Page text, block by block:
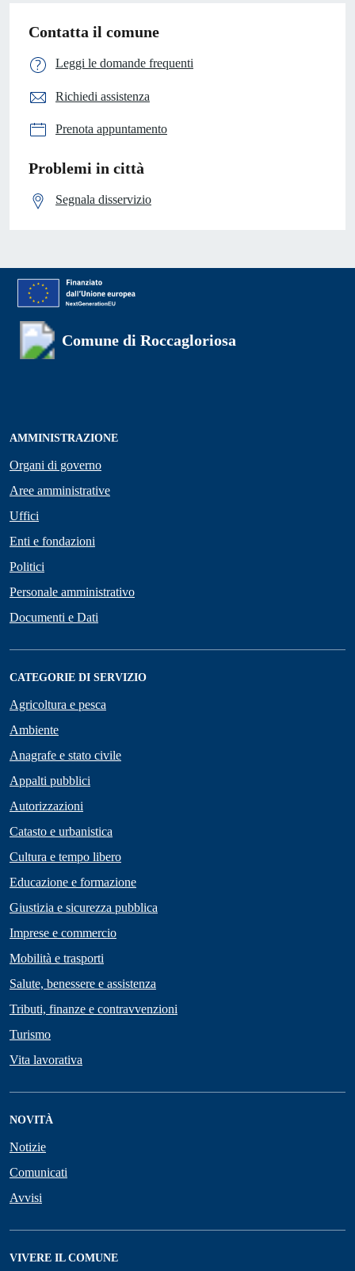
Contatta il comune
Leggi le domande frequenti
Richiedi assistenza
Prenota appuntamento
Problemi in città
Segnala disservizio
Comune di Roccagloriosa
AMMINISTRAZIONE
Organi di governo
Aree amministrative
Uffici
Enti e fondazioni
Politici
Personale amministrativo
Documenti e Dati
CATEGORIE DI SERVIZIO
Agricoltura e pesca
Ambiente
Anagrafe e stato civile
Appalti pubblici
Autorizzazioni
Catasto e urbanistica
Cultura e tempo libero
Educazione e formazione
Giustizia e sicurezza pubblica
Imprese e commercio
Mobilità e trasporti
Salute, benessere e assistenza
Tributi, finanze e contravvenzioni
Turismo
Vita lavorativa
NOVITÀ
Notizie
Comunicati
Avvisi
VIVERE IL COMUNE